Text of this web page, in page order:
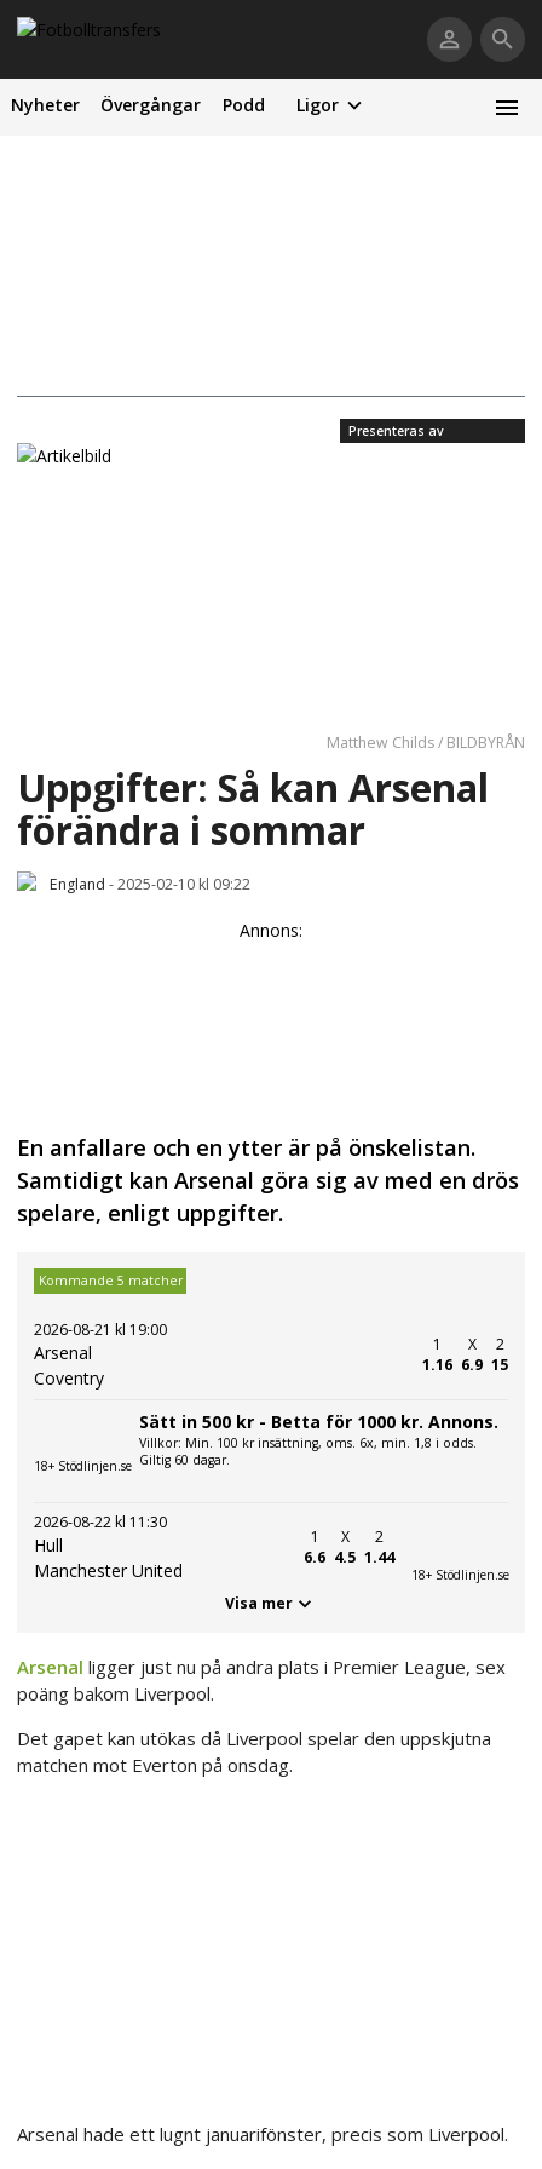
Nyheter Övergångar Podd Ligor
Presenteras av
Matthew Childs / BILDBYRÅN
Uppgifter: Så kan Arsenal
förändra i sommar
England -2025-02-10 kl 09:22
Annons:
En anfallare och en ytter är på önskelistan.
Samtidigt kan Arsenal göra sig av med en drös
spelare, enligt uppgifter.
Kommande 5 matcher
2026-08-21 kl 19:00
Arsenal
Coventry
1
1.16
X
6.9
2
15
18+ Stödlinjen.se
Sätt in 500 kr - Betta för 1000 kr. Annons.
Villkor: Min. 100 kr insättning, oms. 6x, min. 1,8 i odds.
Giltig 60 dagar.
2026-08-22 kl 11:30
Hull
Manchester United
1
6.6
X
4.5
2
1.44
18+ Stödlinjen.se
Visa mer
Arsenal ligger just nu på andra plats i Premier League, sex
poäng bakom Liverpool.
Det gapet kan utökas då Liverpool spelar den uppskjutna
matchen mot Everton på onsdag.
Arsenal hade ett lugnt januarifönster, precis som Liverpool.